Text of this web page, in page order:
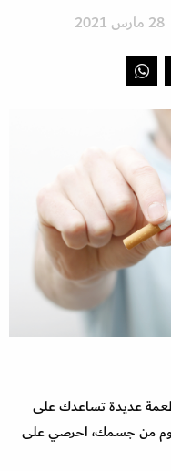
28 مارس 2021
عديدة تساعدك على
من جسمك، احرصي على